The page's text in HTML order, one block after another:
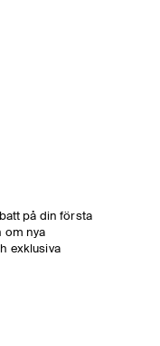
på din första
om nya
exklusiva